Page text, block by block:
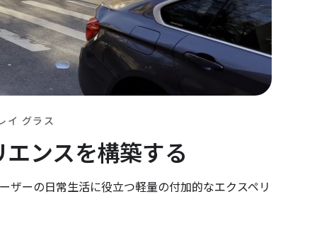
イ グラス
ンスを構築する
ザーの日常生活に役立つ軽量の付加的なエクスペリ